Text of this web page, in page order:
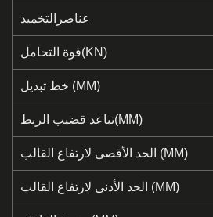
عناصرالتخميد
قوة التحامل(KN)
خط تبديل (MM)
تباعد قضيب الربط(MM)
الحد الأقصى لارتفاع القالب (MM)
الحد الأدنى لارتفاع القالب (MM)